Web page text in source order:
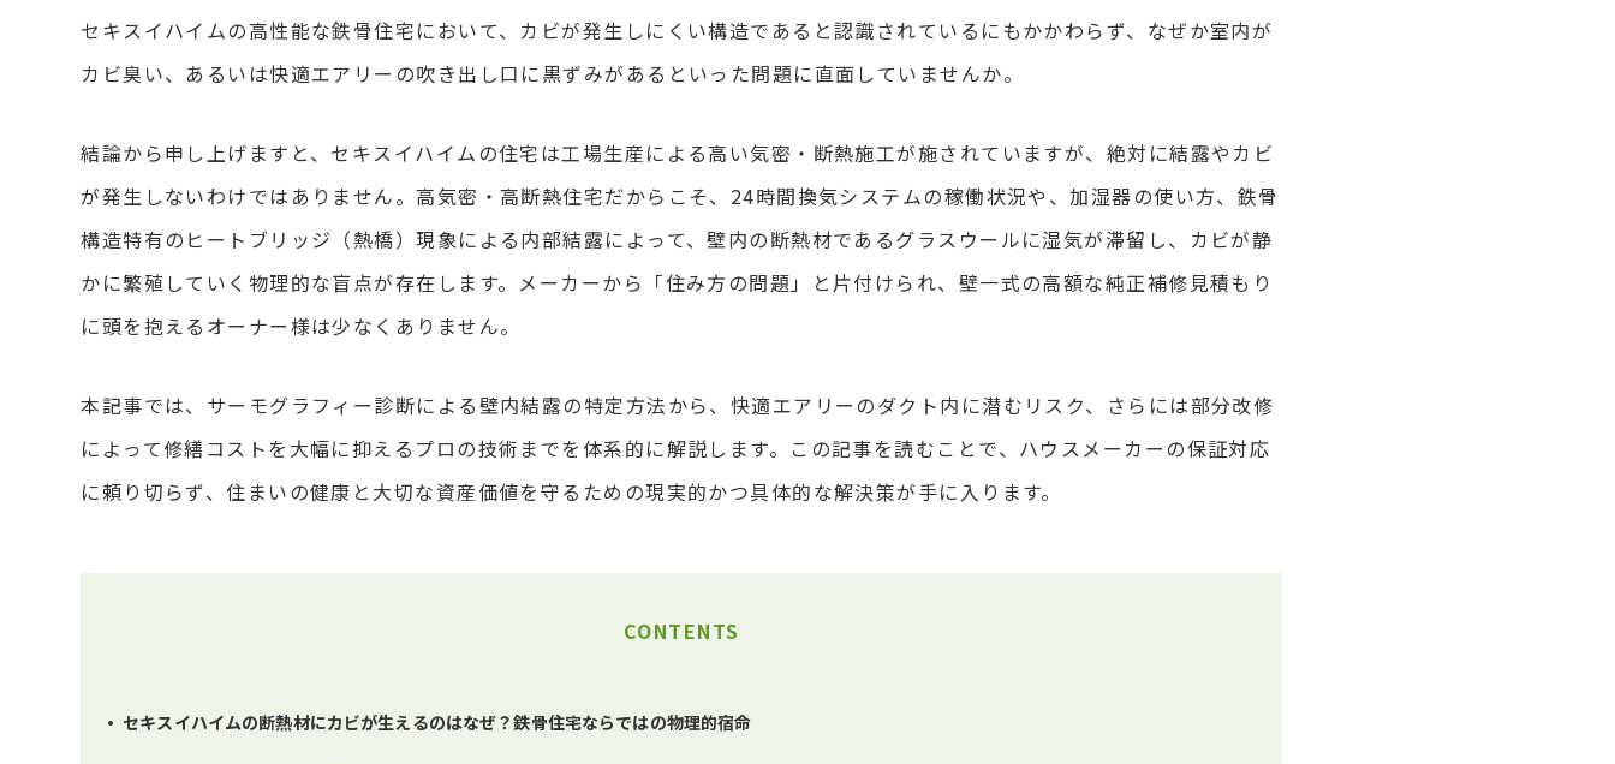
セキスイハイムの高性能な鉄骨住宅において、カビが発生しにくい構造であると認識されているにもかかわらず、なぜか室内が
カビ臭い、あるいは快適エアリーの吹き出し口に黒ずみがあるといった問題に直面していませんか。
結論から申し上げますと、セキスイハイムの住宅は工場生産による高い気密・断熱施工が施されていますが、絶対に結露やカビ
が発生しないわけではありません。高気密・高断熱住宅だからこそ、24時間換気システムの稼働状況や、加湿器の使い方、鉄骨
構造特有のヒートブリッジ（熱橋）現象による内部結露によって、壁内の断熱材であるグラスウールに湿気が滞留し、カビが静
かに繁殖していく物理的な盲点が存在します。メーカーから「住み方の問題」と片付けられ、壁一式の高額な純正補修見積もり
に頭を抱えるオーナー様は少なくありません。
本記事では、サーモグラフィー診断による壁内結露の特定方法から、快適エアリーのダクト内に潜むリスク、さらには部分改修
によって修繕コストを大幅に抑えるプロの技術までを体系的に解説します。この記事を読むことで、ハウスメーカーの保証対応
に頼り切らず、住まいの健康と大切な資産価値を守るための現実的かつ具体的な解決策が手に入ります。
CONTENTS
セキスイハイムの断熱材にカビが生えるのはなぜ？鉄骨住宅ならではの物理的宿命